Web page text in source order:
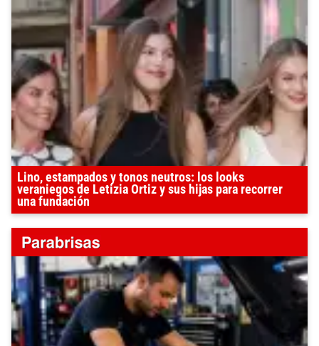
Lino, estampados y tonos neutros: los looks
veraniegos de Letizia Ortiz y sus hijas para recorrer
una fundación